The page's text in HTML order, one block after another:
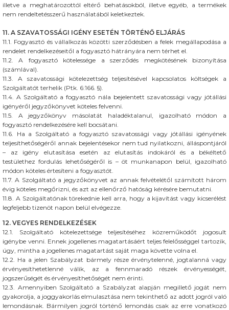
illetve a meghatározottól eltérő behatásokból, illetve egyéb, a termékek
nem rendeltetésszerű használatából keletkeztek.
11. A SZAVATOSSÁGI IGÉNY ESETÉN TÖRTÉNŐ ELJÁRÁS
11.1. Fogyasztó és vállalkozás közötti szerződésben a felek megállapodása a
rendelet rendelkezéseitől a fogyasztó hátrányára nem térhet el.
11.2. A fogyasztó kötelessége a szerződés megkötésének bizonyítása
(számlával).
11.3. A szavatossági kötelezettség teljesítésével kapcsolatos költségek a
Szolgáltatót terhelik (Ptk. 6:166. §).
11.4. A Szolgáltató a fogyasztó nála bejelentett szavatossági vagy jótállási
igényéről jegyzőkönyvet köteles felvenni.
11.5. A jegyzőkönyv másolatát haladéktalanul, igazolható módon a
fogyasztó rendelkezésére kell bocsátani.
11.6. Ha a Szolgáltató a fogyasztó szavatossági vagy jótállási igényének
teljesíthetőségéről annak bejelentésekor nem tud nyilatkozni, álláspontjáról
– az igény elutasítása esetén az elutasítás indokáról és a békéltető
testülethez fordulás lehetőségéről is – öt munkanapon belül, igazolható
módon köteles értesíteni a fogyasztót.
11.7. A Szolgáltató a jegyzőkönyvet az annak felvételétől számított három
évig köteles megőrizni, és azt az ellenőrző hatóság kérésére bemutatni.
11.8. A Szolgáltatónak törekednie kell arra, hogy a kijavítást vagy kicserélést
legfeljebb tizenöt napon belül elvégezze.
12. VEGYES RENDELKEZÉSEK
12.1. Szolgáltató kötelezettsége teljesítéséhez közreműködőt jogosult
igénybe venni. Ennek jogellenes magatartásáért teljes felelősséggel tartozik,
úgy, mintha a jogellenes magatartást saját maga követte volna el.
12.2. Ha a jelen Szabályzat bármely része érvénytelenné, jogtalanná vagy
érvényesíthetetlenné válik, az a fennmaradó részek érvényességét,
jogszerűségét és érvényesíthetőségét nem érinti.
12.3. Amennyiben Szolgáltató a Szabályzat alapján megillető jogát nem
gyakorolja, a joggyakorlás elmulasztása nem tekinthető az adott jogról való
lemondásnak. Bármilyen jogról történő lemondás csak az erre vonatkozó